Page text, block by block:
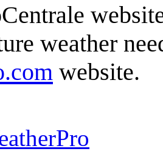
weather
website.